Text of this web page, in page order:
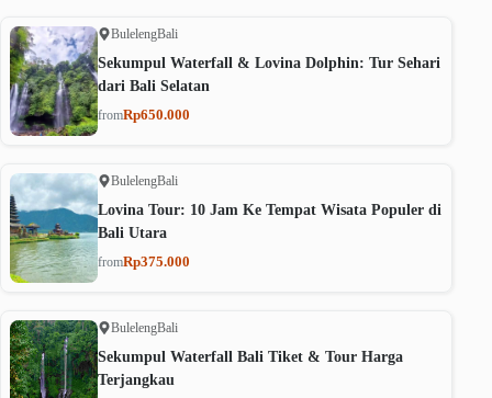
BulelengBali
Sekumpul Waterfall & Lovina Dolphin: Tur Sehari
dari Bali Selatan
fromRp650.000
BulelengBali
Lovina Tour: 10 Jam Ke Tempat Wisata Populer di
Bali Utara
fromRp375.000
BulelengBali
Sekumpul Waterfall Bali Tiket & Tour Harga
Terjangkau